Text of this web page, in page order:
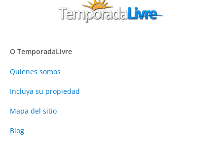
O TemporadaLivre
Quienes somos
Incluya su propiedad
Mapa del sitio
Blog